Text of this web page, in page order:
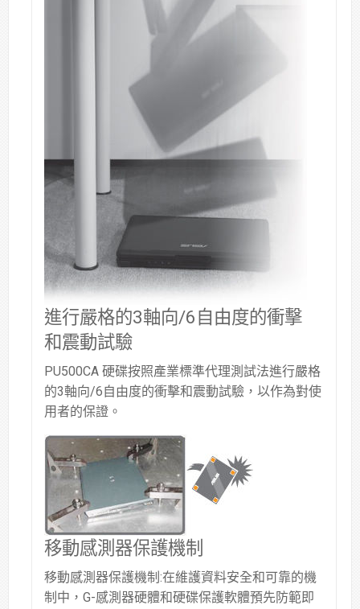
進行嚴格的3軸向/6自由度的衝擊
和震動試驗
PU500CA 硬碟按照產業標準代理測試法進行嚴格
的3軸向/6自由度的衝擊和震動試驗，以作為對使
用者的保證。
移動感測器保護機制
移動感測器保護機制:在維護資料安全和可靠的機
制中，G-感測器硬體和硬碟保護軟體預先防範即